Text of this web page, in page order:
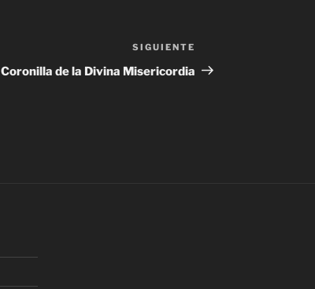
entrada
SIGUIENTE
Coronilla de la Divina Misericordia